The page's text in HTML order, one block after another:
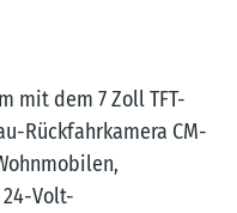
mit dem 7 Zoll TFT-
Rückfahrkamera CM-
Volt-